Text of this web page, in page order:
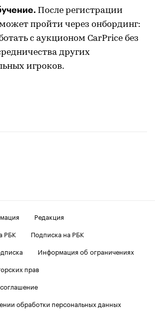
После регистрации
пройти через онбординг:
с аукционом CarPrice без
других
игроков.
Редакция
РБК
Подписка на РБК
Информация об ограничениях
прав
обработки персональных данных